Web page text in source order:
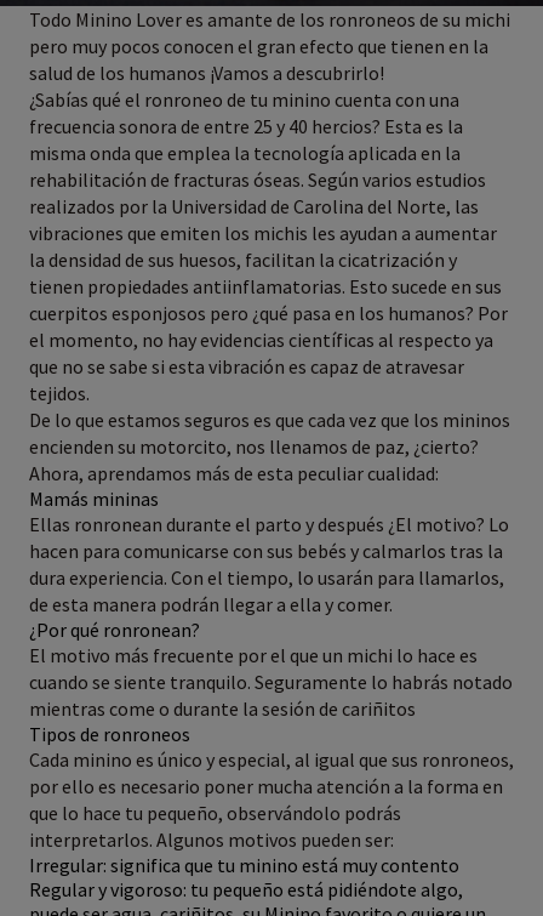
Todo Minino Lover es amante de los ronroneos de su michi
pero muy pocos conocen el gran efecto que tienen en la
salud de los humanos ¡Vamos a descubrirlo!
¿Sabías qué el ronroneo de tu minino cuenta con una
frecuencia sonora de entre 25 y 40 hercios? Esta es la
misma onda que emplea la tecnología aplicada en la
rehabilitación de fracturas óseas. Según varios estudios
realizados por la Universidad de Carolina del Norte, las
vibraciones que emiten los michis les ayudan a aumentar
la densidad de sus huesos, facilitan la cicatrización y
tienen propiedades antiinflamatorias. Esto sucede en sus
cuerpitos esponjosos pero ¿qué pasa en los humanos? Por
el momento, no hay evidencias científicas al respecto ya
que no se sabe si esta vibración es capaz de atravesar
tejidos.
De lo que estamos seguros es que cada vez que los mininos
encienden su motorcito, nos llenamos de paz, ¿cierto?
Ahora, aprendamos más de esta peculiar cualidad:
Mamás mininas
Ellas ronronean durante el parto y después ¿El motivo? Lo
hacen para comunicarse con sus bebés y calmarlos tras la
dura experiencia. Con el tiempo, lo usarán para llamarlos,
de esta manera podrán llegar a ella y comer.
¿Por qué ronronean?
El motivo más frecuente por el que un michi lo hace es
cuando se siente tranquilo. Seguramente lo habrás notado
mientras come o durante la sesión de cariñitos
Tipos de ronroneos
Cada minino es único y especial, al igual que sus ronroneos,
por ello es necesario poner mucha atención a la forma en
que lo hace tu pequeño, observándolo podrás
interpretarlos. Algunos motivos pueden ser:
Irregular: significa que tu minino está muy contento
Regular y vigoroso: tu pequeño está pidiéndote algo,